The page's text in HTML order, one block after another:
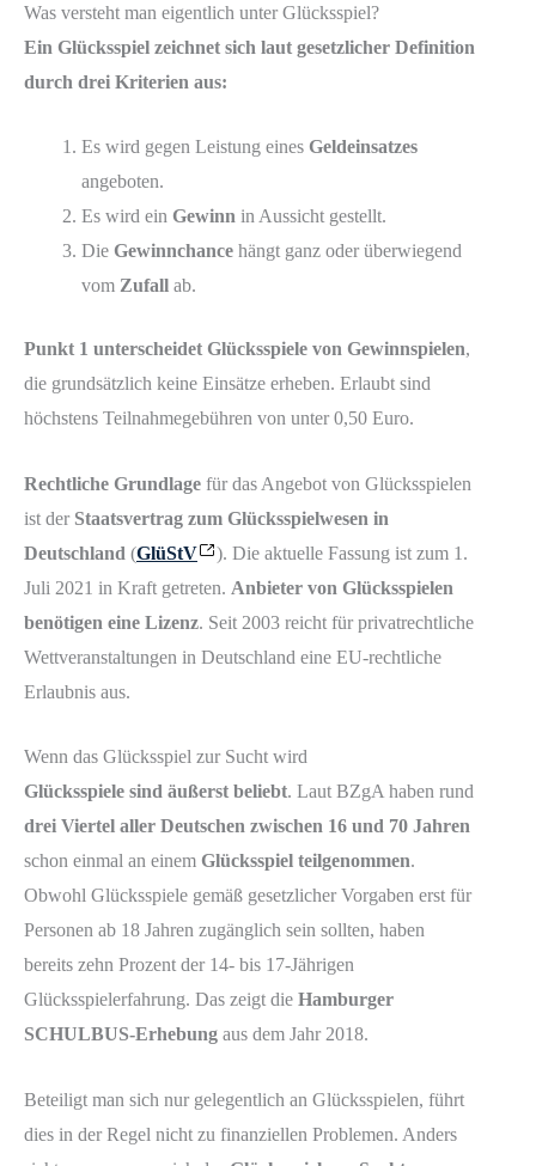
Was versteht man eigentlich unter Glücksspiel?
Ein Glücksspiel zeichnet sich laut gesetzlicher Definition
durch drei Kriterien aus:
Es wird gegen Leistung eines Geldeinsatzes
angeboten.
Es wird ein Gewinn in Aussicht gestellt.
Die Gewinnchance hängt ganz oder überwiegend
vom Zufall ab.
Punkt 1 unterscheidet Glücksspiele von Gewinnspielen,
die grundsätzlich keine Einsätze erheben. Erlaubt sind
höchstens Teilnahmegebühren von unter 0,50 Euro.
Rechtliche Grundlage für das Angebot von Glücksspielen
ist der Staatsvertrag zum Glücksspielwesen in
Deutschland (GlüStV
). Die aktuelle Fassung ist zum 1.
Juli 2021 in Kraft getreten. Anbieter von Glücksspielen
benötigen eine Lizenz. Seit 2003 reicht für privatrechtliche
Wettveranstaltungen in Deutschland eine EU-rechtliche
Erlaubnis aus.
Wenn das Glücksspiel zur Sucht wird
Glücksspiele sind äußerst beliebt. Laut BZgA haben rund
drei Viertel aller Deutschen zwischen 16 und 70 Jahren
schon einmal an einem Glücksspiel teilgenommen.
Obwohl Glücksspiele gemäß gesetzlicher Vorgaben erst für
Personen ab 18 Jahren zugänglich sein sollten, haben
bereits zehn Prozent der 14- bis 17-Jährigen
Glücksspielerfahrung. Das zeigt die Hamburger
SCHULBUS-Erhebung aus dem Jahr 2018.
Beteiligt man sich nur gelegentlich an Glücksspielen, führt
dies in der Regel nicht zu finanziellen Problemen. Anders